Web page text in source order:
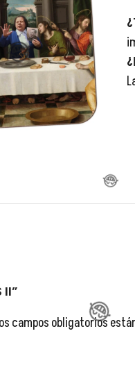
II”
campos obligatorios
😂